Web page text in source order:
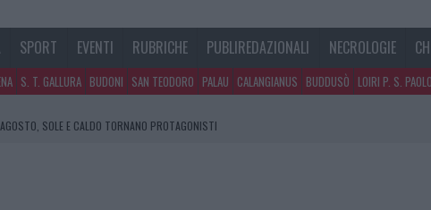
SPORT EVENTI RUBRICHE PUBLIREDAZIONALI NECROLOGIE
S. T. GALLURA BUDONI SAN TEODORO PALAU CALANGIANUS BUDDUSÒ LOIRI P. S. PAOLO
SOLE E CALDO TORNANO PROTAGONISTI